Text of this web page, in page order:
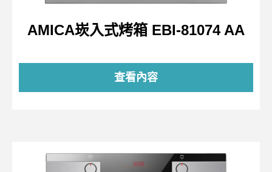
AMICA崁入式烤箱 EBI-81074 AA
查看內容